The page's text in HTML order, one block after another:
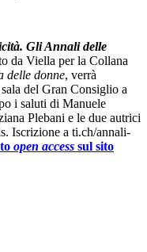
Gli Annali delle
da Viella per la Collana
delle donne, verrà
del Gran Consiglio a
i saluti di Manuele
Plebani e le due autrici
Iscrizione a ti.ch/annali-
open access sul sito